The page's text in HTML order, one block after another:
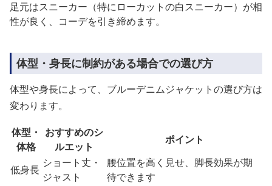
足元はスニーカー（特にローカットの白スニーカー）が相
性が良く、コーデを引き締めます。
体型・身長に制約がある場合での選び方
体型や身長によって、ブルーデニムジャケットの選び方は
変わります。
体型・
体格
おすすめのシ
ルエット
ポイント
低身長
ショート丈・
ジャスト
腰位置を高く見せ、脚長効果が期
待できます